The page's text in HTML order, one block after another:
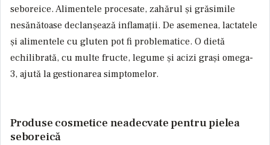
seboreice. Alimentele procesate, zahărul și grăsimile
nesănătoase declanșează inflamații. De asemenea, lactatele
și alimentele cu gluten pot fi problematice. O dietă
echilibrată, cu multe fructe, legume și acizi grași omega-
3, ajută la gestionarea simptomelor.
Produse cosmetice neadecvate pentru pielea
seboreică